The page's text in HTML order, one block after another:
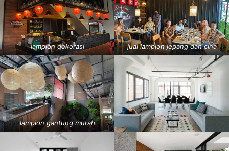
lampion dekorasi jual lampion jepang dan cina
lampion gantung murah